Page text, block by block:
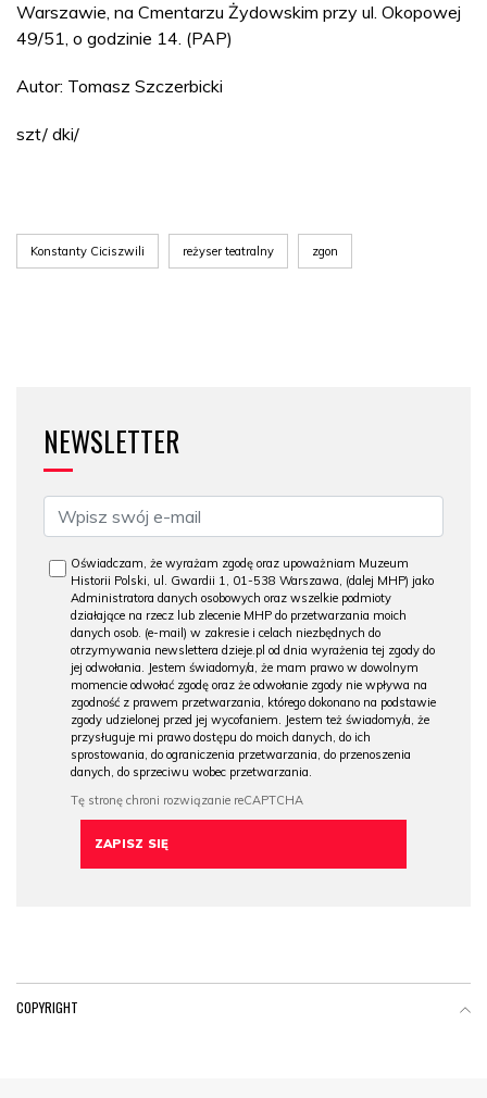
Warszawie, na Cmentarzu Żydowskim przy ul. Okopowej
49/51, o godzinie 14. (PAP)
Autor: Tomasz Szczerbicki
szt/ dki/
Konstanty Ciciszwili reżyser teatralny zgon
NEWSLETTER
Oświadczam, że wyrażam zgodę oraz upoważniam Muzeum
Historii Polski, ul. Gwardii 1, 01-538 Warszawa, (dalej MHP) jako
Administratora danych osobowych oraz wszelkie podmioty
działające na rzecz lub zlecenie MHP do przetwarzania moich
danych osob. (e-mail) w zakresie i celach niezbędnych do
otrzymywania newslettera dzieje.pl od dnia wyrażenia tej zgody do
jej odwołania. Jestem świadomy/a, że mam prawo w dowolnym
momencie odwołać zgodę oraz że odwołanie zgody nie wpływa na
zgodność z prawem przetwarzania, którego dokonano na podstawie
zgody udzielonej przed jej wycofaniem. Jestem też świadomy/a, że
przysługuje mi prawo dostępu do moich danych, do ich
sprostowania, do ograniczenia przetwarzania, do przenoszenia
danych, do sprzeciwu wobec przetwarzania.
COPYRIGHT